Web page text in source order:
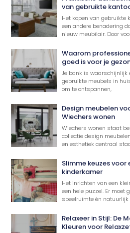
van gebruikte
Het kopen van gebruikte
een andere benadering
nieuw meubilair. Door
Waarom
goed is voor je
Je bank is waarschijnlijk
gebruikte meubels in
om te ontspannen,
Design meubelen
Wiechers wonen
Wiechers wonen staat
collectie design
en esthetiek centraal
Slimme keuzes voor
kinderkamer
Het inrichten van een
een hele puzzel. Er moet
speelruimte én natuurlijk
Relaxeer in Stijl: De
Kleuren voor